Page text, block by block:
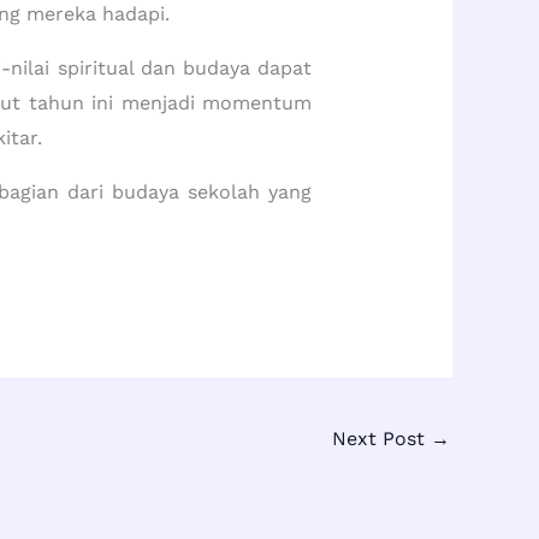
mereka hadapi.
nilai spiritual dan budaya dapat
tahun ini menjadi momentum
dari budaya sekolah yang
Next Post →